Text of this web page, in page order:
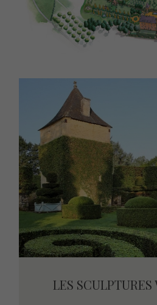
LES SCULPTURES
LES SCULPTURES